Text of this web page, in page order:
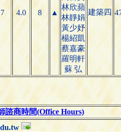
7 4.0 8 ▲
林欣蘋
林靜娟
黃少妤
楊紹凱
蔡嘉豪
羅明軒
蘇 弘
建築四
諮商時間(Office Hours)